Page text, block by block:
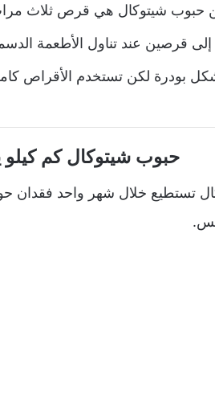
حبوب شيتوكال هي قرص ثلاث مرات
قرصين عند تناول الأطعمة
بودرة لكن تستخدم الأقراص
حبوب شيتوكال كم كيلو